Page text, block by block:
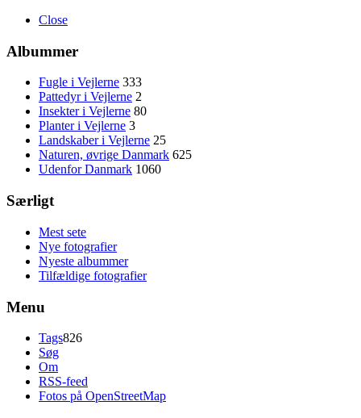
Close
Albummer
Fugle i Vejlerne 333
Pattedyr i Vejlerne 2
Insekter i Vejlerne 80
Planter i Vejlerne 3
Landskaber i Vejlerne 25
Naturen, øvrige Danmark 625
Udenfor Danmark 1060
Særligt
Mest sete
Nye fotografier
Nyeste albummer
Tilfældige fotografier
Menu
Tags826
Søg
Om
RSS-feed
Fotos på OpenStreetMap